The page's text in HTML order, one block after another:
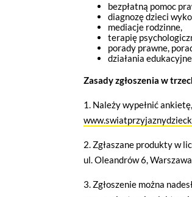
bezpłatną pomoc
diagnozę dzieci
mediacje rodzinne,
terapię
porady prawne,
działania
Zasady zgłoszenia w
1. Należy wypełnić
2. Zgłaszane produkty w
ul. Oleandrów 6,
3. Zgłoszenie można